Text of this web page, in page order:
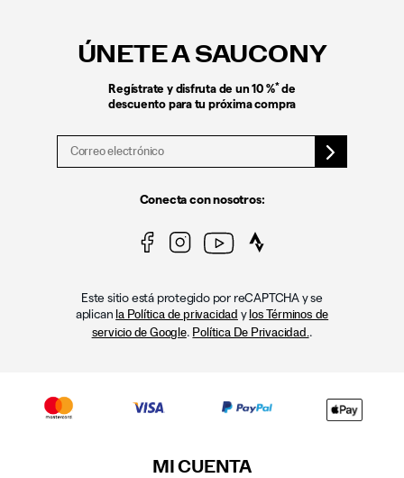
ÚNETE A SAUCONY
Regístrate y disfruta de un 10 %* de
descuento para tu próxima compra
Conecta con nosotros:
Este sitio está protegido por reCAPTCHA y se
aplican la Política de privacidad y los Términos de
servicio de Google. Política De Privacidad. .
MI CUENTA